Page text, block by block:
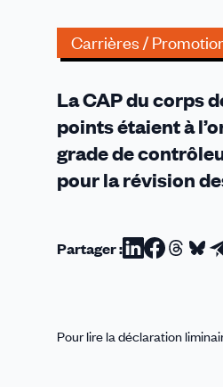
et
B+
Carrières /
La CAP du corps
points étaient à
grade de
pour la révision
Partager :Partager
Partager
Pour lire la déclaration